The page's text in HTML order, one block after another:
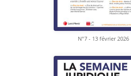
N°7 - 13 février 2026